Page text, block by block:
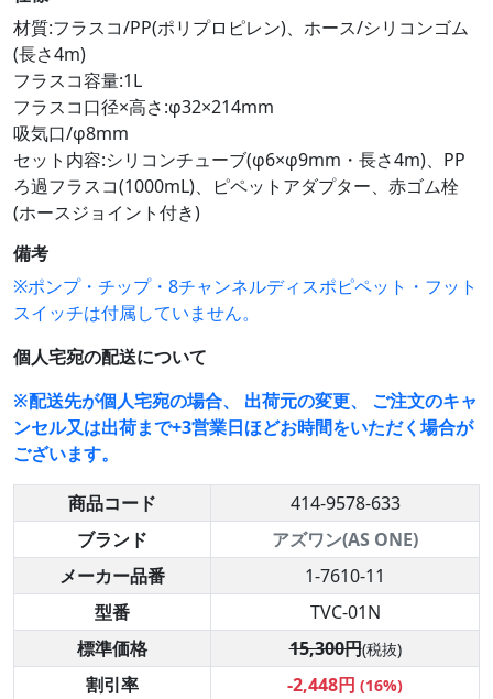
材質:フラスコ/PP(ポリプロピレン)、ホース/シリコンゴム
(長さ4m)
フラスコ容量:1L
フラスコ口径×高さ:φ32×214mm
吸気口/φ8mm
セット内容:シリコンチューブ(φ6×φ9mm・長さ4m)、PP
ろ過フラスコ(1000mL)、ピペットアダプター、赤ゴム栓
(ホースジョイント付き)
備考
※ポンプ・チップ・8チャンネルディスポピペット・フット
スイッチは付属していません。
個人宅宛の配送について
※配送先が個人宅宛の場合、 出荷元の変更、 ご注文のキャ
ンセル又は出荷まで+3営業日ほどお時間をいただく場合が
ございます。
商品コード
414-9578-633
ブランド
アズワン(AS ONE)
メーカー品番
1-7610-11
型番
TVC-01N
標準価格
15,300円(税抜)
割引率 -2,448円 (16%)